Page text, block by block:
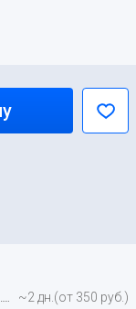
~2 дн.(от 350 руб.)